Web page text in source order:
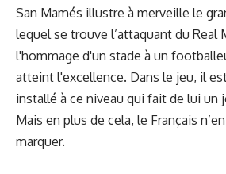
San Mamés illustre à merveille le
lequel se trouve l’attaquant du Real
l'hommage d'un stade à un
atteint l'excellence. Dans le jeu, il
installé à ce niveau qui fait de lui un
Mais en plus de cela, le Français
marquer.